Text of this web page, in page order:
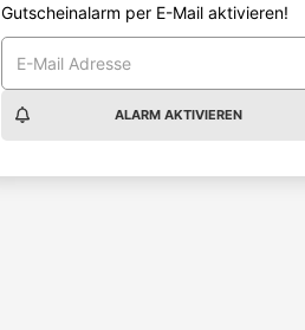
Gutscheinalarm per E-Mail aktivieren!
ALARM AKTIVIEREN